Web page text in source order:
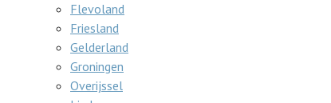
Flevoland
Friesland
Gelderland
Groningen
Overijssel